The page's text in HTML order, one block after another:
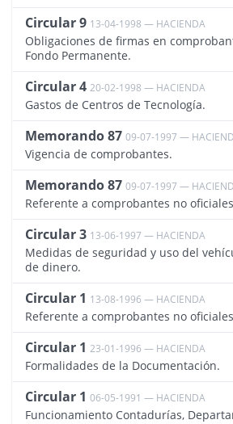
Circular 9 13-04-1998 — HACIENDA
Obligaciones de firmas en
Fondo Permanente.
Circular 4 20-02-1998 — HACIENDA
Gastos de Centros de Tecnología.
Memorando 87 09-07-1997 —
Vigencia de comprobantes.
Memorando 87 09-07-1997 —
Referente a comprobantes no
Circular 3 13-06-1997 — HACIENDA
Medidas de seguridad y uso del
de dinero.
Circular 1 13-08-1996 — HACIENDA
Referente a comprobantes no
Circular 1 23-01-1996 — HACIENDA
Formalidades de la Documentación.
Circular 1 06-05-1991 — HACIENDA
Funcionamiento Contadurías,